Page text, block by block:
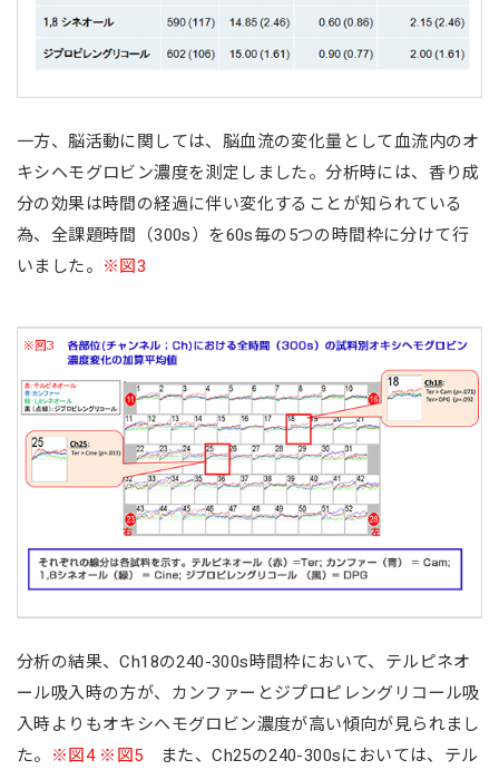
一方、脳活動に関しては、脳血流の変化量として血流内のオ
キシヘモグロビン濃度を測定しました。分析時には、香り成
分の効果は時間の経過に伴い変化することが知られている
為、全課題時間（300s）を60s毎の5つの時間枠に分けて行
いました。 ※図3
分析の結果、Ch18の240-300s時間枠において、テルピネオ
ール吸入時の方が、カンファーとジプロピレングリコール吸
入時よりもオキシヘモグロビン濃度が高い傾向が見られまし
た。 ※図4 ※図5 また、Ch25の240-300sにおいては、テル